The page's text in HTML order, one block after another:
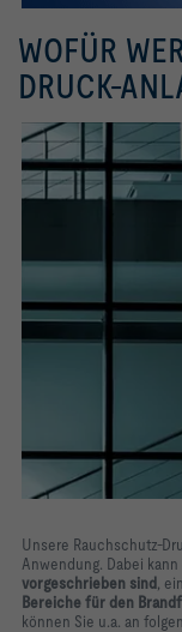
WOFÜR
DRUCK-
Unsere Rauchschutz-
Anwendung. Dabei
vorgeschrieben sind, ein
Bereiche für den
können Sie u.a. an